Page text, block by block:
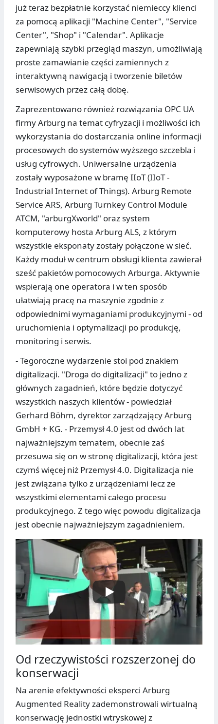
już teraz bezpłatnie korzystać niemieccy klienci
za pomocą aplikacji "Machine Center", "Service
Center", "Shop" i "Calendar". Aplikacje
zapewniają szybki przegląd maszyn, umożliwiają
proste zamawianie części zamiennych z
interaktywną nawigacją i tworzenie biletów
serwisowych przez całą dobę.
Zaprezentowano również rozwiązania OPC UA
firmy Arburg na temat cyfryzacji i możliwości ich
wykorzystania do dostarczania online informacji
procesowych do systemów wyższego szczebla i
usług cyfrowych. Uniwersalne urządzenia
zostały wyposażone w bramę IIoT (IIoT -
Industrial Internet of Things). Arburg Remote
Service ARS, Arburg Turnkey Control Module
ATCM, "arburgXworld" oraz system
komputerowy hosta Arburg ALS, z którym
wszystkie eksponaty zostały połączone w sieć.
Każdy moduł w centrum obsługi klienta zawierał
sześć pakietów pomocowych Arburga. Aktywnie
wspierają one operatora i w ten sposób
ułatwiają pracę na maszynie zgodnie z
odpowiednimi wymaganiami produkcyjnymi - od
uruchomienia i optymalizacji po produkcję,
monitoring i serwis.
- Tegoroczne wydarzenie stoi pod znakiem
digitalizacji. "Droga do digitalizacji" to jedno z
głównych zagadnień, które będzie dotyczyć
wszystkich naszych klientów - powiedział
Gerhard Böhm, dyrektor zarządzający Arburg
GmbH + KG. - Przemysł 4.0 jest od dwóch lat
najważniejszym tematem, obecnie zaś
przesuwa się on w stronę digitalizacji, która jest
czymś więcej niż Przemysł 4.0. Digitalizacja nie
jest związana tylko z urządzeniami lecz ze
wszystkimi elementami całego procesu
produkcyjnego. Z tego więc powodu digitalizacja
jest obecnie najważniejszym zagadnieniem.
Od rzeczywistości rozszerzonej do
konserwacji
Na arenie efektywności eksperci Arburg
Augmented Reality zademonstrowali wirtualną
konserwację jednostki wtryskowej z